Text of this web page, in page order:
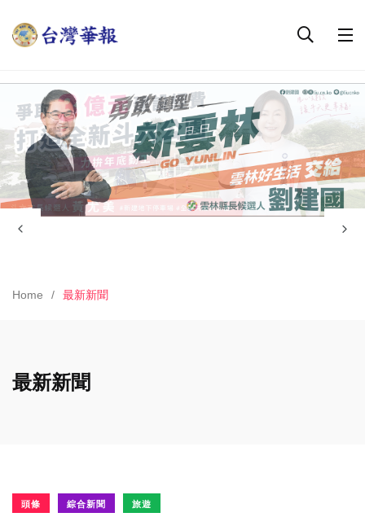
Home 最新新聞
最新新聞
頭條 綜合新聞 旅遊